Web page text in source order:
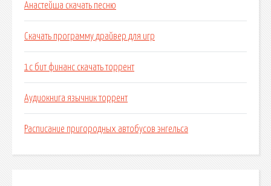
Анастейша скачать песню
Скачать программу драйвер для игр
1с бит финанс скачать торрент
Аудиокнига язычник торрент
Расписание пригородных автобусов энгельса